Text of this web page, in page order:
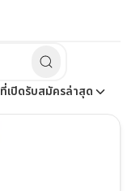
เปิดรับสมัครล่าสุด